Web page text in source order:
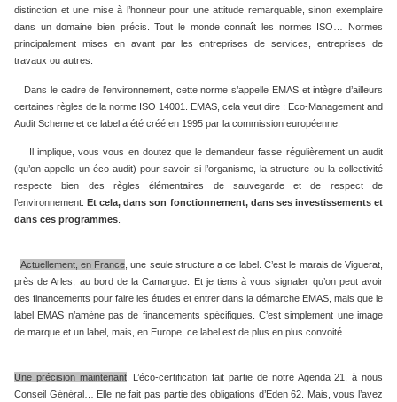
distinction et une mise à l’honneur pour une attitude remarquable, sinon exemplaire
dans un domaine bien précis. Tout le monde connaît les normes ISO… Normes
principalement mises en avant par les entreprises de services, entreprises de
travaux ou autres.
Dans le cadre de l’environnement, cette norme s’appelle EMAS et intègre d’ailleurs
certaines règles de la norme ISO 14001. EMAS, cela veut dire : Eco-Management and
Audit Scheme et ce label a été créé en 1995 par la commission européenne.
Il implique, vous vous en doutez que le demandeur fasse régulièrement un audit
(qu’on appelle un éco-audit) pour savoir si l’organisme, la structure ou la collectivité
respecte bien des règles élémentaires de sauvegarde et de respect de
l’environnement.Et cela, dans son fonctionnement, dans ses investissements et
dans ces programmes
Actuellement, en France , une seule structure a ce label. C’est le marais de Viguerat,
près de Arles, au bord de la Camargue. Et je tiens à vous signaler qu’on peut avoir
des financements pour faire les études et entrer dans la démarche EMAS, mais que le
label EMAS n’amène pas de financements spécifiques. C’est simplement une image
de marque et un label, mais, en Europe, ce label est de plus en plus convoité.
Une précision maintenant. L’éco-certification fait partie de notre Agenda 21, à nous
Conseil Général… Elle ne fait pas partie des obligations d’Eden 62. Mais, vous l’avez